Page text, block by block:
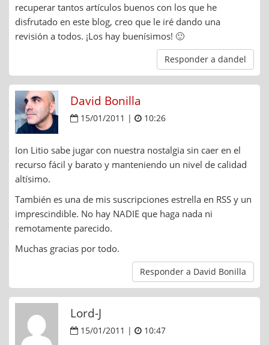
recuperar tantos artículos buenos con los que he
disfrutado en este blog, creo que le iré dando una
revisión a todos. ¡Los hay buenísimos! 🙂
Responder a dandel
David Bonilla
15/01/2011 | 10:26
Ion Litio sabe jugar con nuestra nostalgia sin caer en el
recurso fácil y barato y manteniendo un nivel de calidad
altísimo.
También es una de mis suscripciones estrella en RSS y un
imprescindible. No hay NADIE que haga nada ni
remotamente parecido.
Muchas gracias por todo.
Responder a David Bonilla
Lord-J
15/01/2011 | 10:47